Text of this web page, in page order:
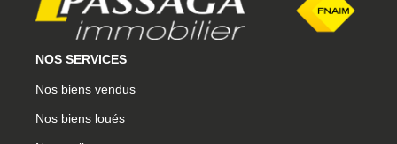
NOS SERVICES
Nos biens vendus
Nos biens loués